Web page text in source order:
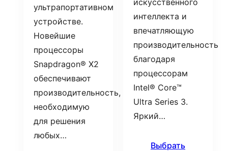
ультрапортативном
устройстве.
Новейшие
процессоры
Snapdragon® X2
обеспечивают
производительность,
необходимую
для решения
любых…
искусственного
интеллекта и
впечатляющую
производительность
благодаря
процессорам
Intel® Core™
Ultra Series 3.
Яркий…
Выбрать